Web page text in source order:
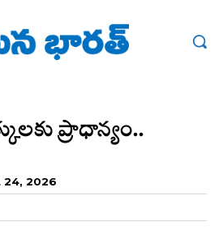
ప్రాధాన్యం..
24, 2026